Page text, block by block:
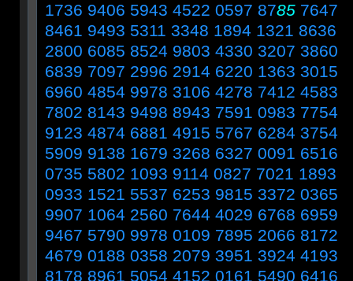
1736 9406 5943 4522 0597 8785 7647
8461 9493 5311 3348 1894 1321 8636
2800 6085 8524 9803 4330 3207 3860
6839 7097 2996 2914 6220 1363 3015
6960 4854 9978 3106 4278 7412 4583
7802 8143 9498 8943 7591 0983 7754
9123 4874 6881 4915 5767 6284 3754
5909 9138 1679 3268 6327 0091 6516
0735 5802 1093 9114 0827 7021 1893
0933 1521 5537 6253 9815 3372 0365
9907 1064 2560 7644 4029 6768 6959
9467 5790 9978 0109 7895 2066 8172
4679 0188 0358 2079 3951 3924 4193
8178 8961 5054 4152 0161 5490 6416